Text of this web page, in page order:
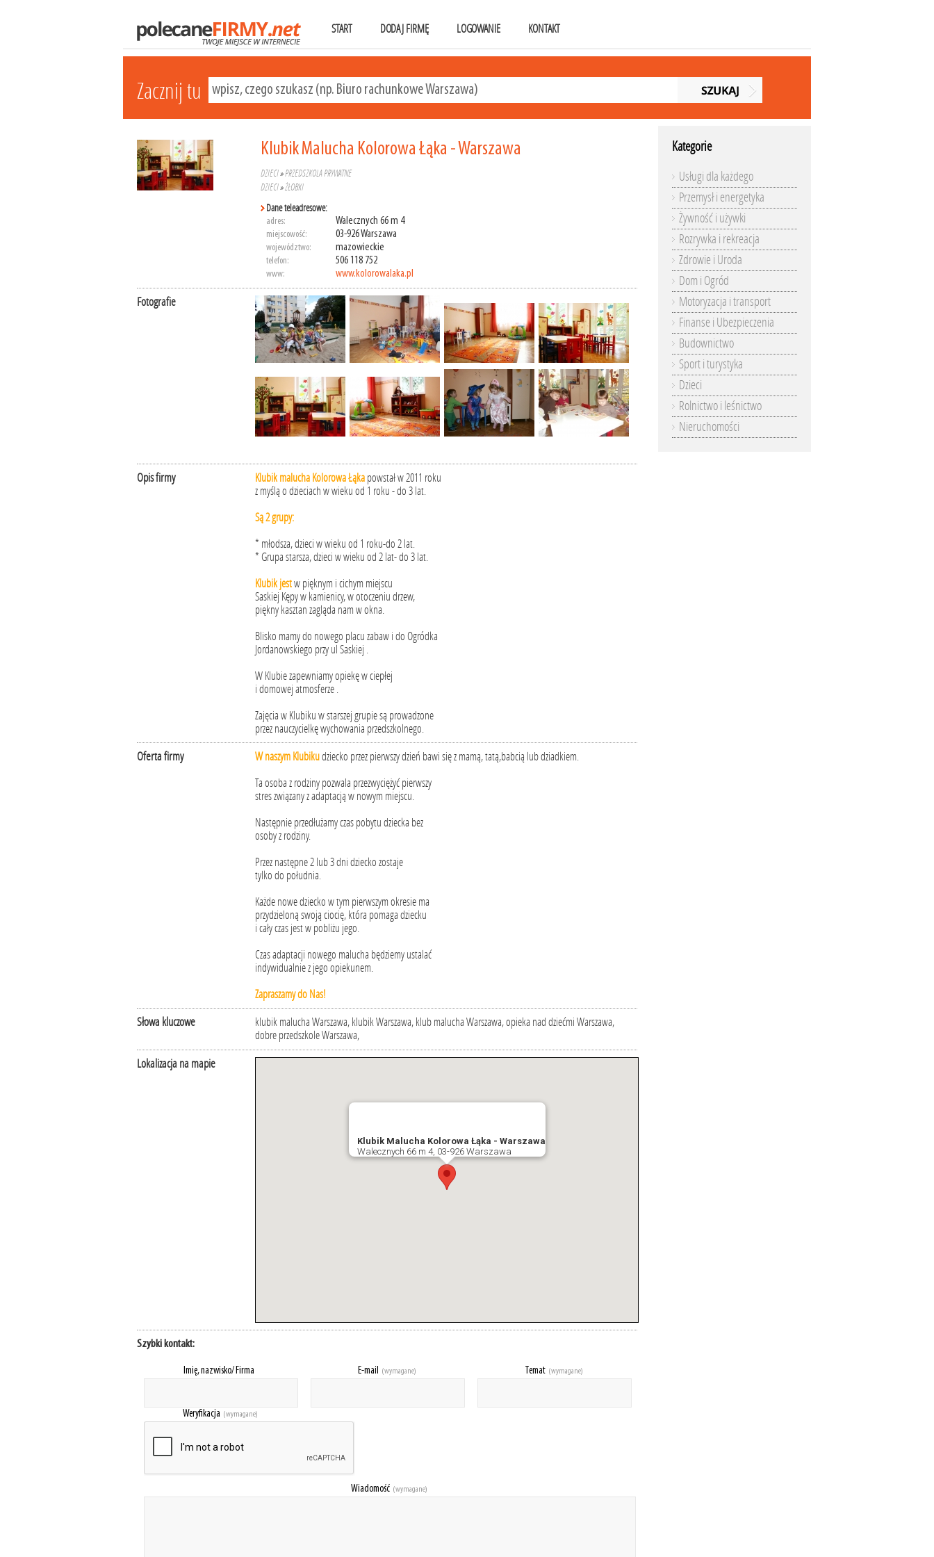
START DODAJ FIRMĘ LOGOWANIE KONTAKT
Zacznij tu
Klubik Malucha Kolorowa Łąka - Warszawa
DZIECI»PRZEDSZKOLA PRYWATNE
DZIECI»ŻŁOBKI
Dane teleadresowe:
adres: Walecznych 66 m 4
miejscowość: 03-926 Warszawa
województwo: mazowieckie
telefon: 506 118 752
www: www.kolorowalaka.pl
Fotografie
Opis firmy Klubik malucha Kolorowa Łąka powstał w 2011 roku
z myślą o dzieciach w wieku od 1 roku - do 3 lat.
Są 2 grupy:
* młodsza, dzieci w wieku od 1 roku-do 2 lat.
* Grupa starsza, dzieci w wieku od 2 lat- do 3 lat.
Klubik jestw pięknym i cichym miejscu
Saskiej Kępy w kamienicy, w otoczeniu drzew,
piękny kasztan zagląda nam w okna.
Blisko mamy do nowego placu zabaw i do Ogródka
Jordanowskiego przy ul Saskiej .
W Klubie zapewniamy opiekę w ciepłej
i domowej atmosferze .
Zajęcia w Klubiku w starszej grupie są prowadzone
przez nauczycielkę wychowania przedszkolnego.
Oferta firmy W naszym Klubikudziecko przez pierwszy dzień bawi się z mamą, tatą,babcią lub dziadkiem.
Ta osoba z rodziny pozwala przezwyciężyć pierwszy
stres związany z adaptacją w nowym miejscu.
Następnie przedłużamy czas pobytu dziecka bez
osoby z rodziny.
Przez następne 2 lub 3 dni dziecko zostaje
tylko do południa.
Każde nowe dziecko w tym pierwszym okresie ma
przydzieloną swoją ciocię, która pomaga dziecku
i cały czas jest w pobliżu jego.
Czas adaptacji nowego malucha będziemy ustalać
indywidualnie z jego opiekunem.
Zapraszamy do Nas!
Słowa kluczowe
klubik malucha Warszawa, klubik Warszawa, klub malucha Warszawa, opieka nad dziećmi Warszawa,
dobre przedszkole Warszawa,
Lokalizacja na mapie
Klubik Malucha Kolorowa Łąka - Warszawa
Walecznych 66 m 4, 03-926 Warszawa
Szybki kontakt:
Imię, nazwisko/ Firma E-mail (wymagane) Temat (wymagane)
Weryfikacja (wymagane)
Wiadomość (wymagane)
Kategorie
Usługi dla każdego
Przemysł i energetyka
Żywność i używki
Rozrywka i rekreacja
Zdrowie i Uroda
Dom i Ogród
Motoryzacja i transport
Finanse i Ubezpieczenia
Budownictwo
Sport i turystyka
Dzieci
Rolnictwo i leśnictwo
Nieruchomości